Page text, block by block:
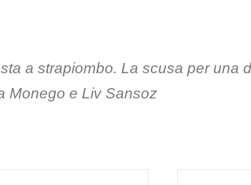
a strapiombo. La scusa per una
Monego e Liv Sansoz